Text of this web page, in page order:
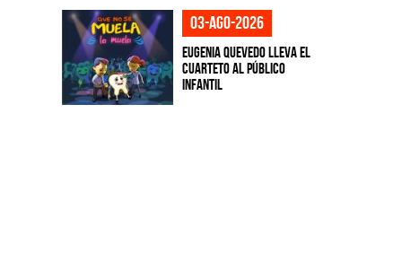
03-ago-2026
Eugenia Quevedo lleva el
cuarteto al público
infantil